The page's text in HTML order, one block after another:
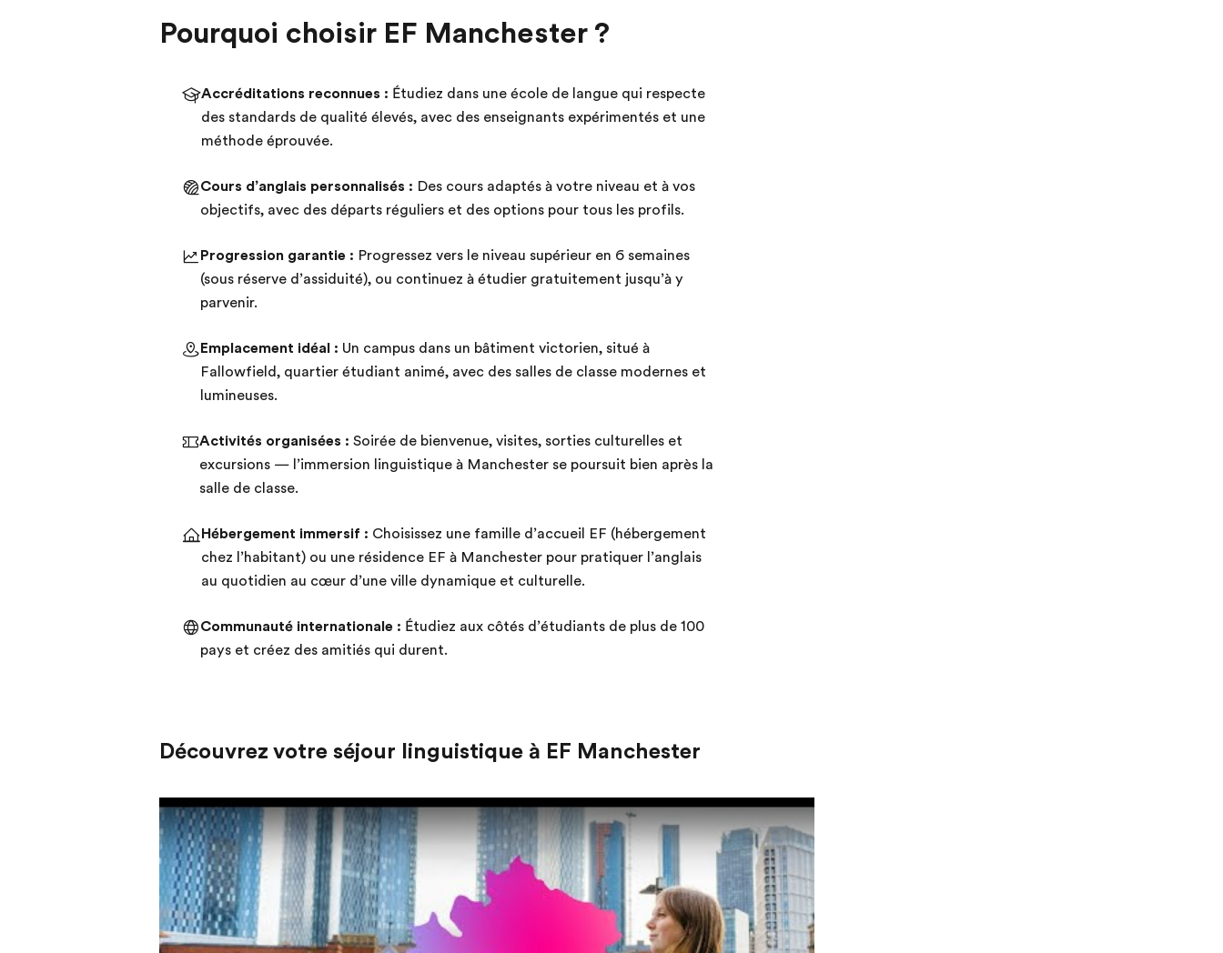
Pourquoi choisir EF Manchester ?
Accréditations reconnues : Étudiez dans une école de langue qui respecte
des standards de qualité élevés, avec des enseignants expérimentés et une
méthode éprouvée.
Cours d’anglais personnalisés : Des cours adaptés à votre niveau et à vos
objectifs, avec des départs réguliers et des options pour tous les profils.
Progression garantie : Progressez vers le niveau supérieur en 6 semaines
(sous réserve d’assiduité), ou continuez à étudier gratuitement jusqu’à y
parvenir.
Emplacement idéal : Un campus dans un bâtiment victorien, situé à
Fallowfield, quartier étudiant animé, avec des salles de classe modernes et
lumineuses.
Activités organisées : Soirée de bienvenue, visites, sorties culturelles et
excursions — l’immersion linguistique à Manchester se poursuit bien après la
salle de classe.
Hébergement immersif : Choisissez une famille d’accueil EF (hébergement
chez l’habitant) ou une résidence EF à Manchester pour pratiquer l’anglais
au quotidien au cœur d’une ville dynamique et culturelle.
Communauté internationale : Étudiez aux côtés d’étudiants de plus de 100
pays et créez des amitiés qui durent.
Découvrez votre séjour linguistique à EF Manchester
Play